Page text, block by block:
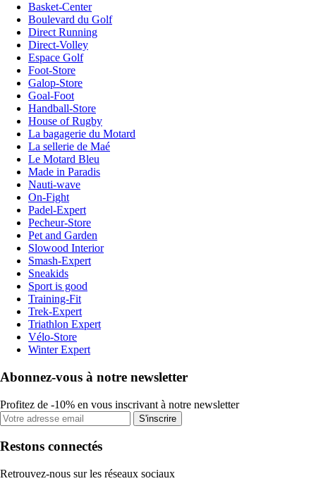
Basket-Center
Boulevard du Golf
Direct Running
Direct-Volley
Espace Golf
Foot-Store
Galop-Store
Goal-Foot
Handball-Store
House of Rugby
La bagagerie du Motard
La sellerie de Maé
Le Motard Bleu
Made in Paradis
Nauti-wave
On-Fight
Padel-Expert
Pecheur-Store
Pet and Garden
Slowood Interior
Smash-Expert
Sneakids
Sport is good
Training-Fit
Trek-Expert
Triathlon Expert
Vélo-Store
Winter Expert
Abonnez-vous à notre newsletter
Profitez de -10% en vous inscrivant à notre newsletter
S'inscrire
Restons connectés
Retrouvez-nous sur les réseaux sociaux